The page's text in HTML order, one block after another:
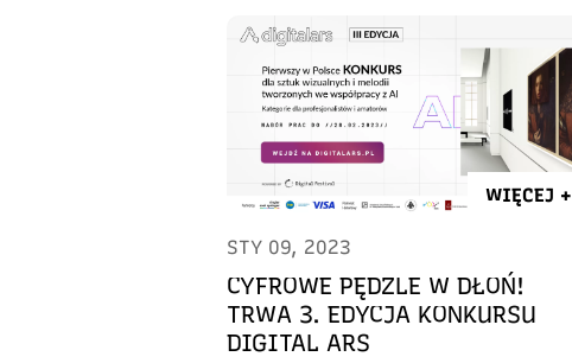
WIĘCEJ +
STY 09, 2023
CYFROWE PĘDZLE W DŁOŃ!
TRWA 3. EDYCJA KONKURSU
DIGITAL ARS